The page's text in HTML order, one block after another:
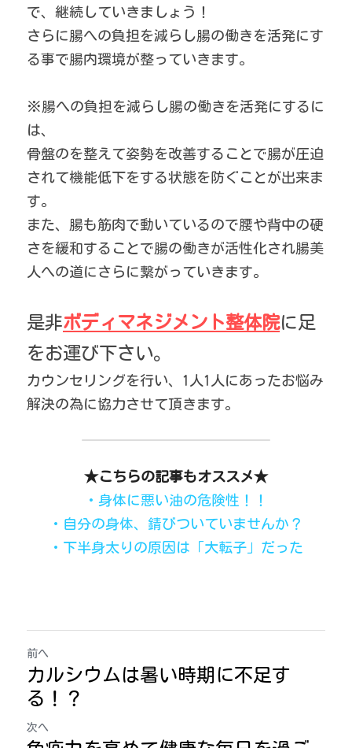
で、継続していきましょう！
さらに腸への負担を減らし腸の働きを活発にす
る事で腸内環境が整っていきます。
※腸への負担を減らし腸の働きを活発にするに
は、
骨盤のを整えて姿勢を改善することで腸が圧迫
されて機能低下をする状態を防ぐことが出来ま
す。
また、腸も筋肉で動いているので腰や背中の硬
さを緩和することで腸の働きが活性化され腸美
人への道にさらに繋がっていきます。
是非ボディマネジメント整体院に足
をお運び下さい。
カウンセリングを行い、1人1人にあったお悩み
解決の為に協力させて頂きます。
★こちらの記事もオススメ★
・身体に悪い油の危険性！！
・自分の身体、錆びついていませんか？
・下半身太りの原因は「大転子」だった
前へ
カルシウムは暑い時期に不足す
る！？
次へ